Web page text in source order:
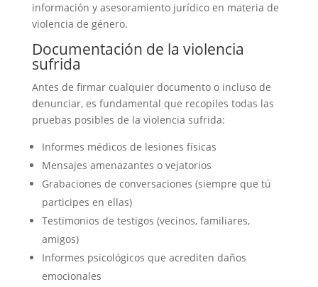
información y asesoramiento jurídico en materia de
violencia de género.
Documentación de la violencia
sufrida
Antes de firmar cualquier documento o incluso de
denunciar, es fundamental que recopiles todas las
pruebas posibles de la violencia sufrida:
Informes médicos de lesiones físicas
Mensajes amenazantes o vejatorios
Grabaciones de conversaciones (siempre que tú
participes en ellas)
Testimonios de testigos (vecinos, familiares,
amigos)
Informes psicológicos que acrediten daños
emocionales